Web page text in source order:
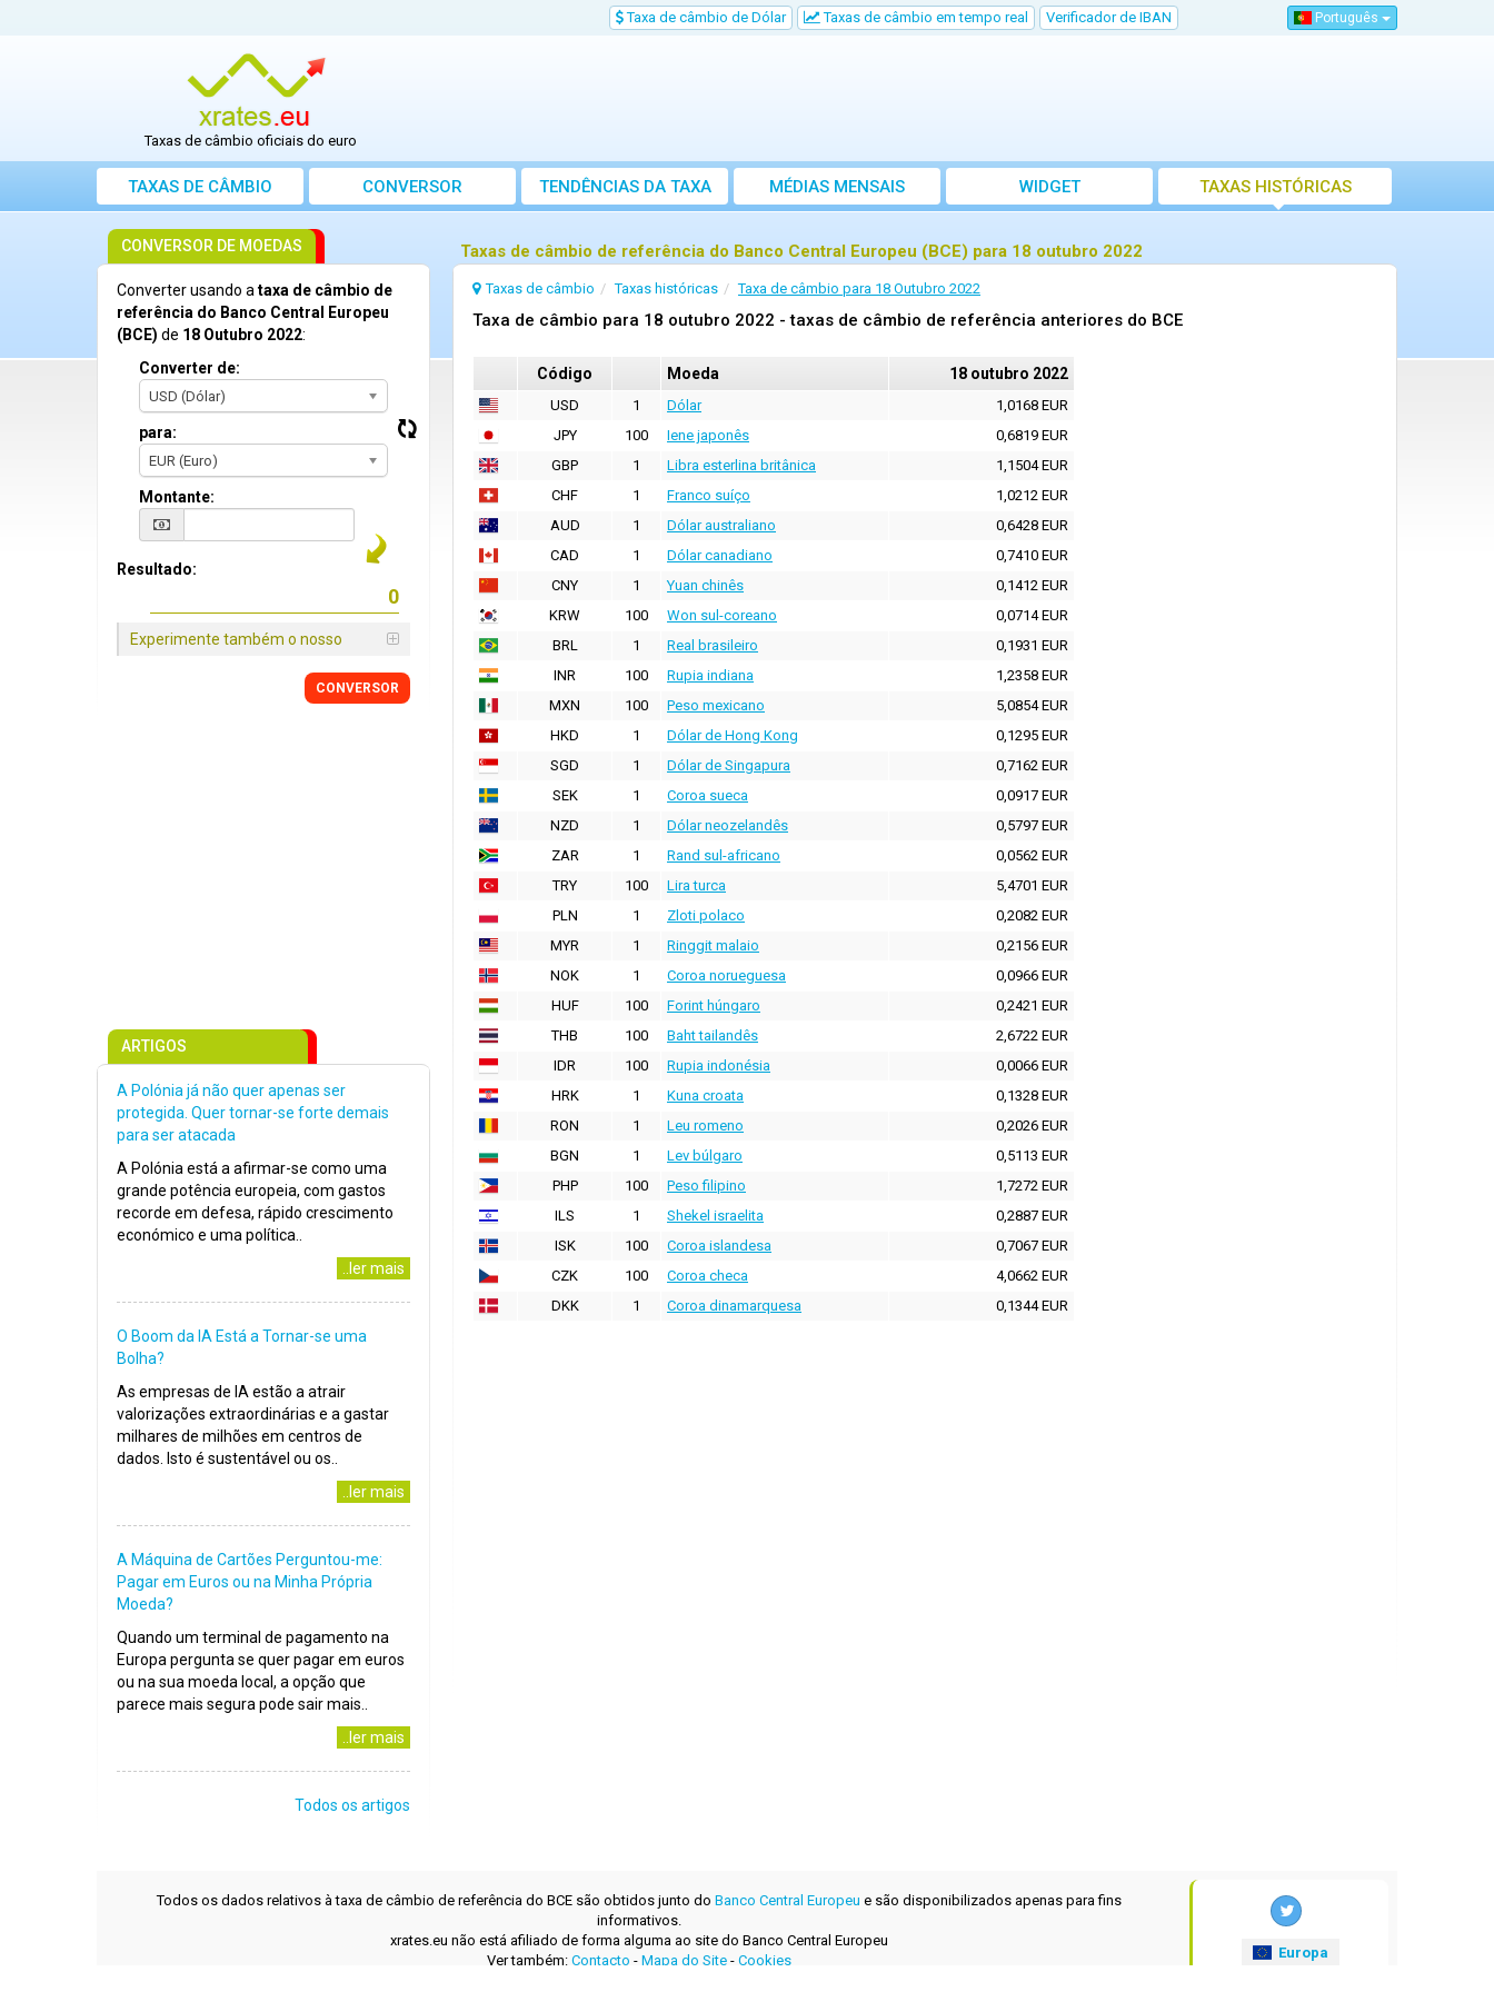
Taxa de câmbio de Dólar Taxas de câmbio em tempo real Verificador de IBAN Português
Taxas de câmbio oficiais do euro
TAXAS DE CÂMBIO CONVERSOR TENDÊNCIAS DA TAXA MÉDIAS MENSAIS WIDGET TAXAS HISTÓRICAS
Taxas de câmbio de referência do Banco Central Europeu (BCE) para 18 outubro 2022
Taxas de câmbio Taxas históricas Taxa de câmbio para 18 Outubro 2022
Taxa de câmbio para 18 outubro 2022 - taxas de câmbio de referência anteriores do BCE
Código Moeda 18 outubro 2022
USD 1 Dólar
1,0168 EUR
JPY
100 Iene japonês
0,6819 EUR
GBP
1 Libra esterlina britânica
1,1504 EUR
CHF
1 Franco suíço
1,0212 EUR
AUD
1 Dólar australiano
0,6428 EUR
CAD
1 Dólar canadiano
0,7410 EUR
CNY
1 Yuan chinês
0,1412 EUR
KRW
100 Won sul-coreano
0,0714 EUR
BRL
1 Real brasileiro
0,1931 EUR
INR
100 Rupia indiana
1,2358 EUR
MXN
100 Peso mexicano
5,0854 EUR
HKD
1 Dólar de Hong Kong
0,1295 EUR
SGD
1 Dólar de Singapura
0,7162 EUR
SEK
1 Coroa sueca
0,0917 EUR
NZD
1 Dólar neozelandês
0,5797 EUR
ZAR
1 Rand sul-africano
0,0562 EUR
TRY
100 Lira turca
5,4701 EUR
PLN
1 Zloti polaco
0,2082 EUR
MYR
1 Ringgit malaio
0,2156 EUR
NOK
1 Coroa norueguesa
0,0966 EUR
HUF
100 Forint húngaro
0,2421 EUR
THB
100 Baht tailandês
2,6722 EUR
IDR
100 Rupia indonésia
0,0066 EUR
HRK
1 Kuna croata
0,1328 EUR
RON
1 Leu romeno
0,2026 EUR
BGN
1 Lev búlgaro
0,5113 EUR
PHP
100 Peso filipino
1,7272 EUR
ILS
1 Shekel israelita
0,2887 EUR
ISK
100 Coroa islandesa
0,7067 EUR
CZK
100 Coroa checa
4,0662 EUR
DKK
1 Coroa dinamarquesa 0,1344 EUR
CONVERSOR DE MOEDAS
Converter usando ataxa de câmbio de
referência do Banco Central Europeu
(BCE) de 18 Outubro 2022:
Converter de:
USD (Dólar)
para:
EUR (Euro)
Montante:
Resultado:
Experimente também o nosso
CONVERSOR
ARTIGOS
A Polónia já não quer apenas ser
protegida. Quer tornar-se forte demais
para ser atacada
A Polónia está a afirmar-se como uma
grande potência europeia, com gastos
recorde em defesa, rápido crescimento
económico e uma política..
..ler mais
O Boom da IA Está a Tornar-se uma
Bolha?
As empresas de IA estão a atrair
valorizações extraordinárias e a gastar
milhares de milhões em centros de
dados. Isto é sustentável ou os..
..ler mais
A Máquina de Cartões Perguntou-me:
Pagar em Euros ou na Minha Própria
Moeda?
Quando um terminal de pagamento na
Europa pergunta se quer pagar em euros
ou na sua moeda local, a opção que
parece mais segura pode sair mais..
..ler mais
Todos os artigos
Todos os dados relativos à taxa de câmbio de referência do BCE são obtidos junto do Banco Central Europeu e são disponibilizados apenas para fins
informativos.
xrates.eu não está afiliado de forma alguma ao site do Banco Central Europeu
Ver também: Contacto - Mapa do Site- Cookies
Europa